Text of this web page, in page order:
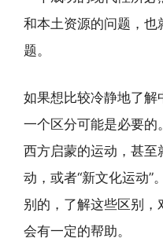
和本土资源的问题，也
题。
如果想比较冷静地了
一个区分可能是必要的
西方启蒙的运动，甚至
动，或者“新文化运动”
别的，了解这些区别
会有一定的帮助。